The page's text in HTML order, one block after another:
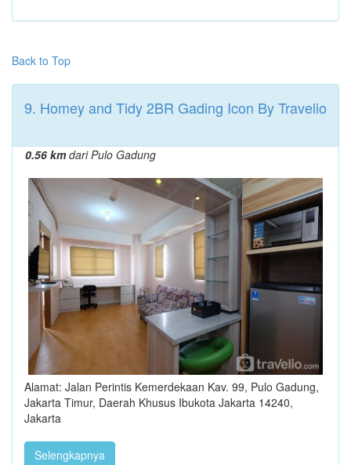
Back to Top
9. Homey and Tidy 2BR Gading Icon By Travelio
0.56 kmdari Pulo Gadung
Alamat: Jalan Perintis Kemerdekaan Kav. 99, Pulo Gadung,
Jakarta Timur, Daerah Khusus Ibukota Jakarta 14240,
Jakarta
Selengkapnya